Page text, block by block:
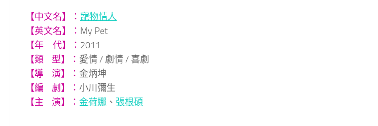
【中文名】： 寵物情人
【英文名】： My Pet
【年 代】： 2011
【類 型】： 愛情 / 劇情 / 喜劇
【導 演】： 金炳坤
【編 劇】： 小川彌生
【主 演】： 金荷娜 、 張根碩